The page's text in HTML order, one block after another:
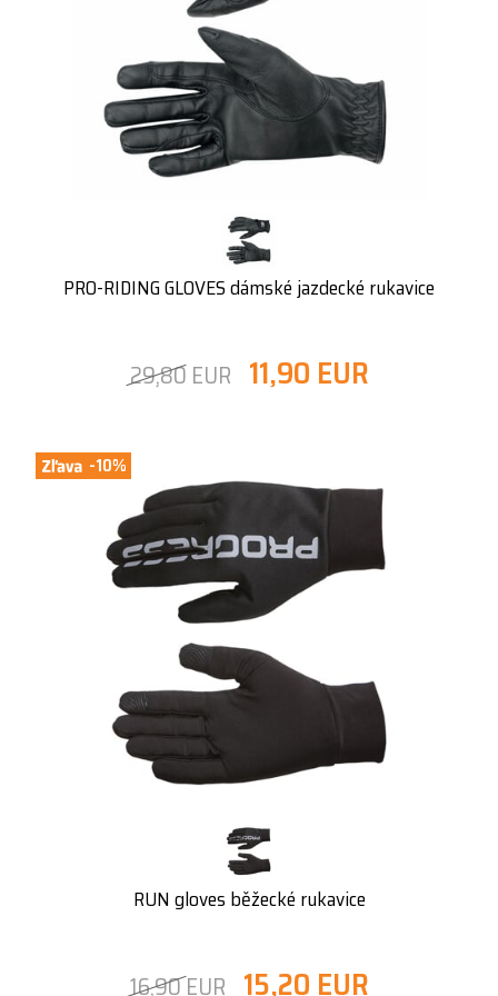
PRO-RIDING GLOVES dámské jazdecké rukavice
29,80 EUR 11,90 EUR
-10%
RUN gloves běžecké rukavice
16,90 EUR 15,20 EUR